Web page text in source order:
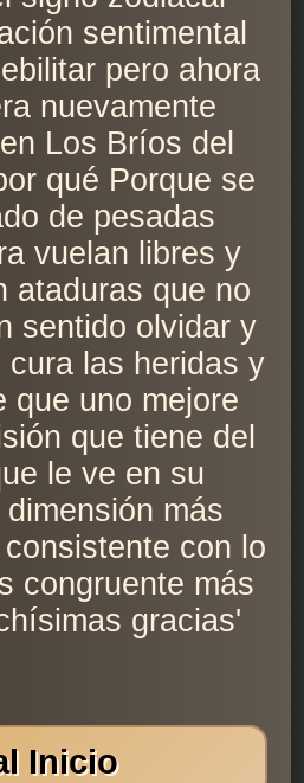
sentimental
pero ahora
nuevamente
Los Bríos del
qué Porque se
de pesadas
vuelan libres y
ataduras que no
sentido olvidar y
cura las heridas y
que uno mejore
que tiene del
le ve en su
más
con lo
congruente más
gracias'
Inicio